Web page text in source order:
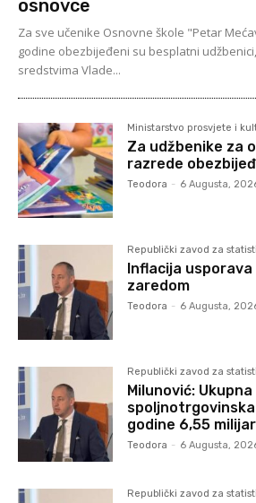
osnovce
Za sve učenike Osnovne škole "Petar
godine obezbijeđeni su besplatni
sredstvima Vlade...
Ministarstvo prosvjete i
Za udžbenike za
razrede
Teodora - 6 Augusta,
Republički zavod za
Inflacija
zaredom
Teodora - 6 Augusta,
Republički zavod za
Milunović: Ukupna
godine 6,55
Teodora - 6 Augusta,
Republički zavod za